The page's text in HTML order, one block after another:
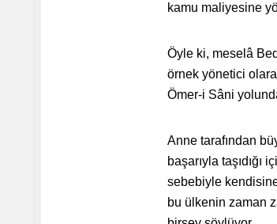
kamu maliyesine
Öyle ki, meselâ
örnek yönetici
Ömer-i Sâni
Anne tarafından
başarıyla
sebebiyle kendisine
bu ülkenin zaman